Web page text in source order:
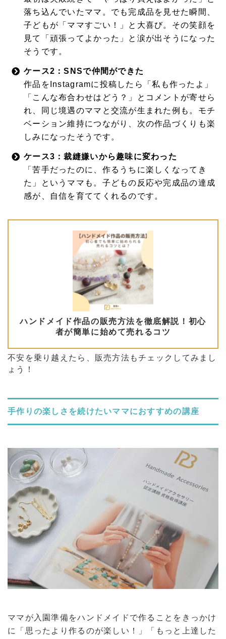
落ち込んでいたママ。でも完成品を見せた瞬間、
子どもが「ママすごい！」と大喜び。その笑顔を
見て「頑張ってよかった」と涙が出そうになった
そうです。
ケース2：SNSで仲間ができた
作品をInstagramに投稿したら「私も作ったよ」
「こんな布合わせはどう？」とコメントが寄せら
れ、同じ境遇のママと交流が生まれた例も。モチ
ベーション維持につながり、次の作品づくりも楽
しみになったそうです。
ケース3：裁縫嫌いから趣味に変わった
「苦手だったのに、作るうちに楽しくなってき
た」というママも。子どもの反応や完成品の達成
感が、自信を育ててくれるのです。
不安を乗り越えたら、販売方法もチェックしてみまし
ょう！
手作りの楽しさを続けたいママにおすすめの講座
ママが入園準備をハンドメイドで作ることをきっかけ
に「思ったより作るのが楽しい！」「もっと上達した